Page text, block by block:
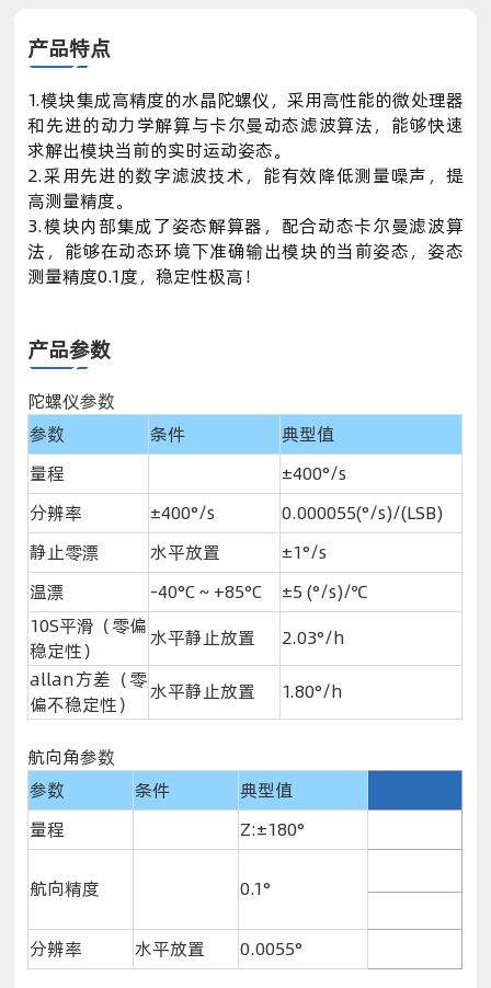
产品特点
1.模块集成高精度的水晶陀螺仪，采用高性能的微处理器
和先进的动力学解算与卡尔曼动态滤波算法，能够快速
求解出模块当前的实时运动姿态。
2.采用先进的数字滤波技术，能有效降低测量噪声，提
高测量精度。
3.模块内部集成了姿态解算器，配合动态卡尔曼滤波算
法，能够在动态环境下准确输出模块的当前姿态，姿态
测量精度0.1度，稳定性极高！
产品参数
陀螺仪参数
参数
条件
典型值
量程
±400°/s
分辨率
±400°/s
0.000055(°/s)/(LSB)
静止零漂
水平放置
±1°/s
温漂
-40°C ~ +85°C
±5 (°/s)/℃
10S平滑（零偏
稳定性）
水平静止放置
2.03°/h
allan方差（零
偏不稳定性）
水平静止放置 1.80°/h
航向角参数
参数
条件
典型值
量程
Z:±180°
航向精度 0.1°
分辨率 水平放置 0.0055°